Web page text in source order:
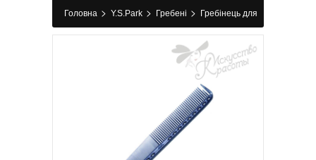
Головна > Y.S.Park > Гребені > Гребінець для
стрижки 335 Blue Y.S.Park